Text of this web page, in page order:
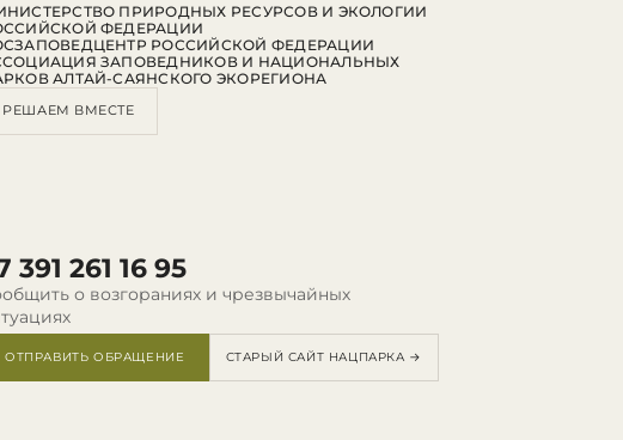
391 261 16 95
о возгораниях и чрезвычайных
ОТПРАВИТЬ ОБРАЩЕНИЕ СТАРЫЙ САЙТ НАЦПАРКА →
ПРИРОДНЫХ РЕСУРСОВ И ЭКОЛОГИИ
ФЕДЕРАЦИИ
РОССИЙСКОЙ ФЕДЕРАЦИИ
ЗАПОВЕДНИКОВ И НАЦИОНАЛЬНЫХ
АЛТАЙ-САЯНСКОГО ЭКОРЕГИОНА
РЕШАЕМ ВМЕСТЕ